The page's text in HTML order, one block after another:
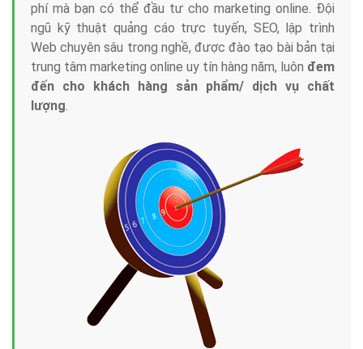
phí mà bạn có thể đầu tư cho marketing online. Đội
ngũ kỹ thuật quảng cáo trực tuyến, SEO, lập trình
Web chuyên sâu trong nghề, được đào tạo bài bản tại
trung tâm marketing online uy tín hàng năm, luôn đem
đến cho khách hàng sản phẩm/ dịch vụ chất
lượng.